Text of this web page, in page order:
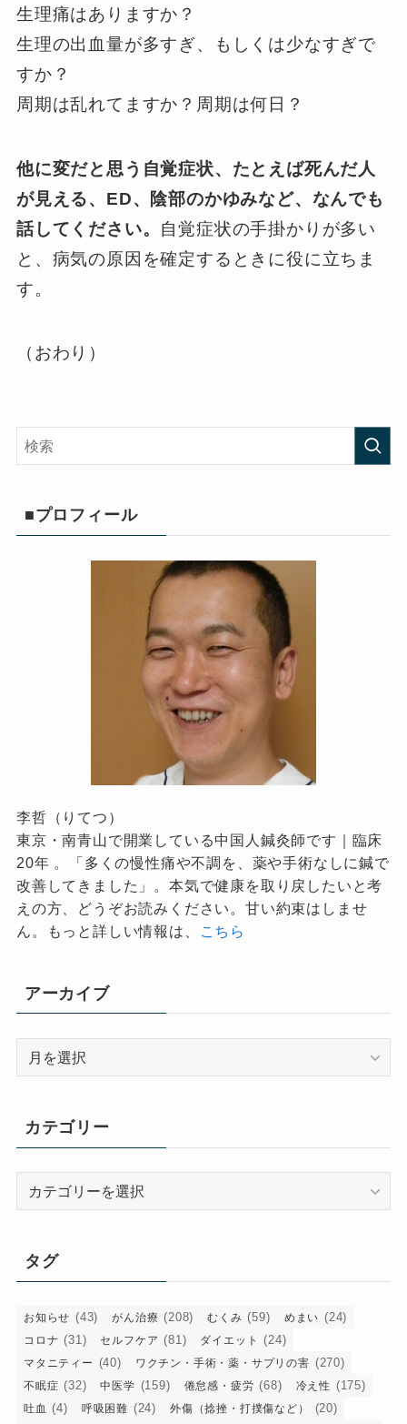
生理痛はありますか？
生理の出血量が多すぎ、もしくは少なすぎで
すか？
周期は乱れてますか？周期は何日？
他に変だと思う自覚症状、たとえば死んだ人
が見える、ED、陰部のかゆみなど、なんでも
話してください。 自覚症状の手掛かりが多い
と、病気の原因を確定するときに役に立ちま
す。
（おわり）
■プロフィール
李哲（りてつ）
東京・南青山で開業している中国人鍼灸師です｜臨床
20年 。「多くの慢性痛や不調を、薬や手術なしに鍼で
改善してきました」。本気で健康を取り戻したいと考
えの方、どうぞお読みください。甘い約束はしませ
ん。もっと詳しい情報は、
こちら
アーカイブ
ブ
カテゴリー
ー
タグ
お知らせ (43) がん治療 (208) むくみ (59) めまい (24)
コロナ (31) セルフケア (81) ダイエット (24)
マタニティー (40) ワクチン・手術・薬・サプリの害 (270)
不眠症 (32) 中医学 (159) 倦怠感・疲労 (68) 冷え性 (175)
吐血 (4) 呼吸困難 (24) 外傷（捻挫・打撲傷など） (20)